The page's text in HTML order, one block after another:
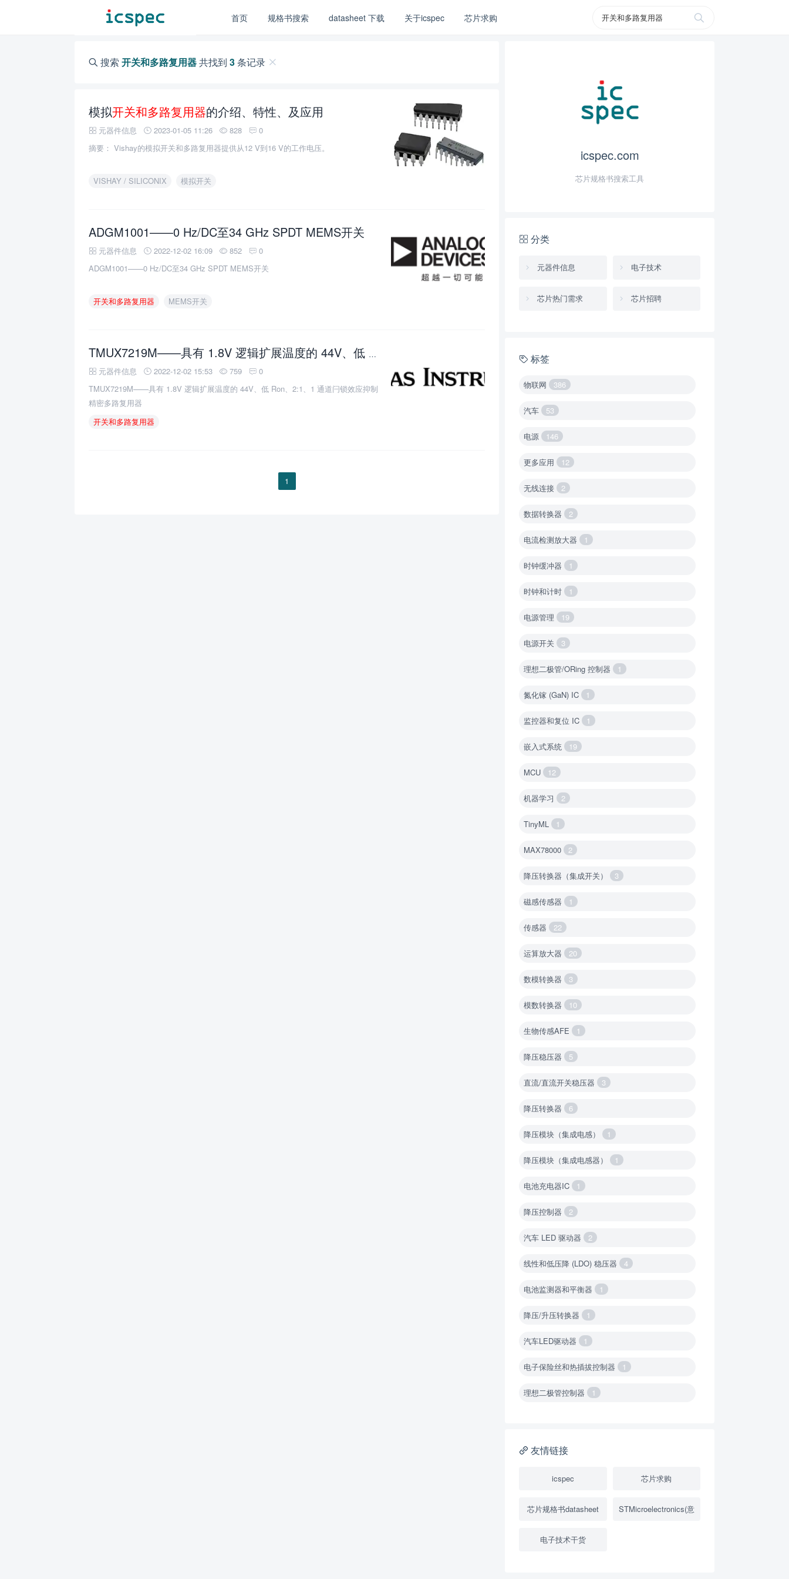
首页 规格书搜索 datasheet 下载 关于icspec 芯片求购
搜索 开关和多路复用器共找到 3条记录
模拟开关和多路复用器的介绍、特性、及应用
元器件信息 2023-01-05 11:26 828
0
摘要： Vishay的模拟开关和多路复用器提供从12 V到16 V的工作电压。
VISHAY / SILICONIX 模拟开关
ADGM1001——0 Hz/DC至34 GHz SPDT MEMS开关
元器件信息 2022-12-02 16:09 852
0
ADGM1001——0 Hz/DC至34 GHz SPDT MEMS开关
开关和多路复用器 MEMS开关
TMUX7219M——具有 1.8V 逻辑扩展温度的 44V、低 Ron、2:1、1 通道闩锁效应抑制精密多路复用器
元器件信息
2022-12-02 15:53 759
0
TMUX7219M——具有 1.8V 逻辑扩展温度的 44V、低 Ron、2:1、1 通道闩锁效应抑制
精密多路复用器
开关和多路复用器
1
icspec.com
芯片规格书搜索工具
分类
元器件信息 电子技术
芯片热门需求 芯片招聘
标签
物联网 386
汽车 53
电源 146
更多应用 12
无线连接 2
数据转换器 2
电流检测放大器 1
时钟缓冲器 1
时钟和计时 1
电源管理 19
电源开关 3
理想二极管/ORing 控制器 1
氮化镓 (GaN) IC 1
监控器和复位 IC 1
嵌入式系统 19
MCU 12
机器学习 2
TinyML 1
MAX78000 2
降压转换器（集成开关） 3
磁感传感器 1
传感器 22
运算放大器 20
数模转换器 3
模数转换器 10
生物传感AFE 1
降压稳压器 5
直流/直流开关稳压器 3
降压转换器 6
降压模块（集成电感） 1
降压模块（集成电感器） 1
电池充电器IC 1
降压控制器 2
汽车 LED 驱动器 2
线性和低压降 (LDO) 稳压器 4
电池监测器和平衡器 1
降压/升压转换器 1
汽车LED驱动器 1
电子保险丝和热插拔控制器 1
理想二极管控制器 1
降压转换器（继承开关）
USB隔离器 1
友情链接
icspec 芯片求购
芯片规格书datasheet STMicroelectronics(意
电子技术干货